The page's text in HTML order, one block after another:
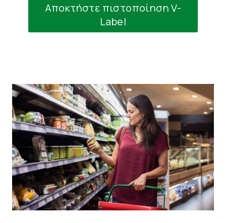
Αποκτήστε πιστοποίηση V-
Label